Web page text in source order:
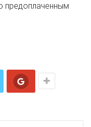
предоплаченным